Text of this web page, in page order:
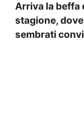
Arriva la beffa
stagione,
sembrati